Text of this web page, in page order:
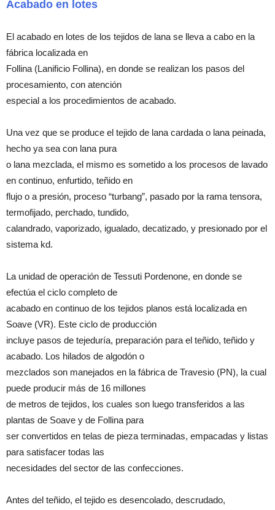
Acabado en lotes
El acabado en lotes de los tejidos de lana se lleva a cabo en la
fábrica localizada en
Follina (Lanificio Follina), en donde se realizan los pasos del
procesamiento, con atención
especial a los procedimientos de acabado.
Una vez que se produce el tejido de lana cardada o lana peinada,
hecho ya sea con lana pura
o lana mezclada, el mismo es sometido a los procesos de lavado
en continuo, enfurtido, teñido en
flujo o a presión, proceso “turbang”, pasado por la rama tensora,
termofijado, perchado, tundido,
calandrado, vaporizado, igualado, decatizado, y presionado por el
sistema kd.
La unidad de operación de Tessuti Pordenone, en donde se
efectúa el ciclo completo de
acabado en continuo de los tejidos planos está localizada en
Soave (VR). Este ciclo de producción
incluye pasos de tejeduría, preparación para el teñido, teñido y
acabado. Los hilados de algodón o
mezclados son manejados en la fábrica de Travesio (PN), la cual
puede producir más de 16 millones
de metros de tejidos, los cuales son luego transferidos a las
plantas de Soave y de Follina para
ser convertidos en telas de pieza terminadas, empacadas y listas
para satisfacer todas las
necesidades del sector de las confecciones.
Antes del teñido, el tejido es desencolado, descrudado,